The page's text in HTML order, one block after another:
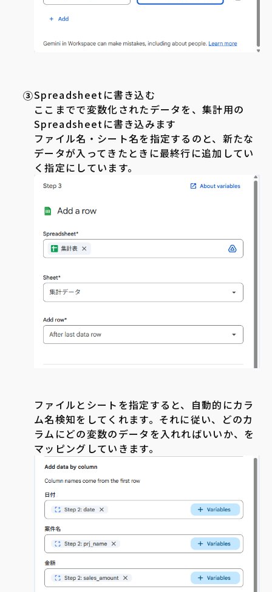
Spreadsheetに書き込む
ここまでで変数化されたデータを、集計用の
Spreadsheetに書き込みます
ファイル名・シート名を指定するのと、新たな
データが入ってきたときに最終行に追加してい
く指定にしています。
ファイルとシートを指定すると、自動的にカラ
ム名検知をしてくれます。それに従い、どのカ
ラムにどの変数のデータを入れればいいか、を
マッピングしていきます。